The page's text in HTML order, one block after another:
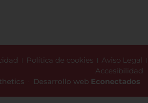
Desarrollo web Econectados
Política de cookies
Aviso Legal
Accesibilidad